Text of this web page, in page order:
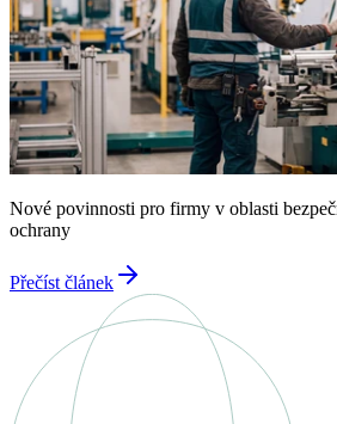
Nové povinnosti pro firmy v oblasti
ochrany
Přečíst článek